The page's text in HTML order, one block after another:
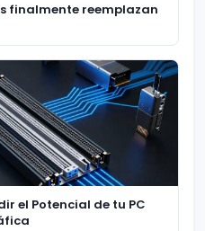
finalmente reemplazan
el Potencial de tu PC